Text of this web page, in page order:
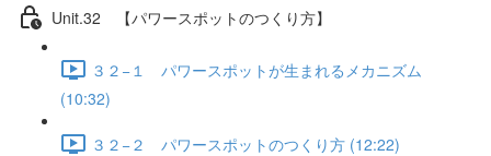
Unit.32 【パワースポットのつくり方】
３２−１ パワースポットが生まれるメカニズム
(10:32)
３２−２ パワースポットのつくり方 (12:22)